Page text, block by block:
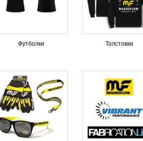
Футболки Толстовки